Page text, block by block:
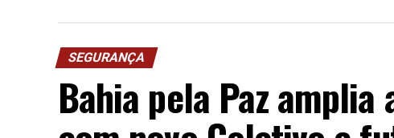
SEGURANÇA
Bahia pela Paz amplia